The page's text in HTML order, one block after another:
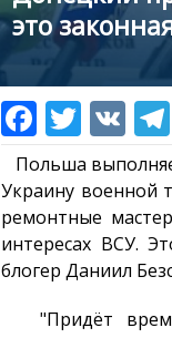
это
Польша
Украину военной
ремонтные
интересах ВСУ.
блогер Даниил
"Придёт